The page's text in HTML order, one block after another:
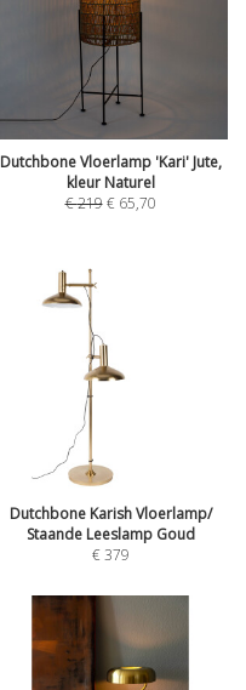
Dutchbone Vloerlamp 'Kari' Jute,
kleur Naturel
€219 € 65,70
Dutchbone Karish Vloerlamp/
Staande Leeslamp Goud
€379